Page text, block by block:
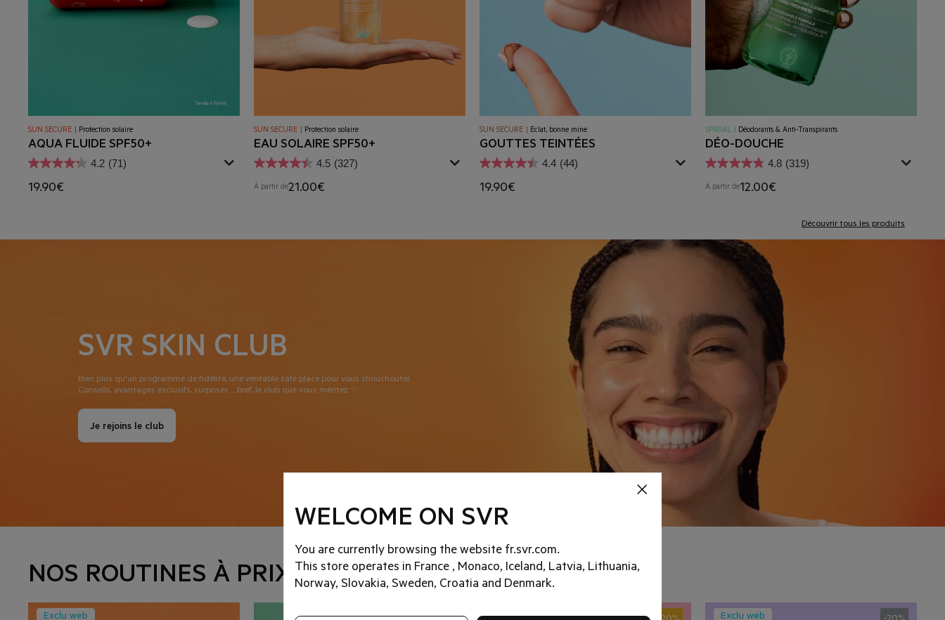
WELCOME ON SVR
You are currently browsing the website fr.svr.com.
This store operates in France , Monaco, Iceland, Latvia, Lithuania,
Norway, Slovakia, Sweden, Croatia and Denmark.
SUN SECURE | Protection solaire
AQUA FLUIDE SPF50+
4.2 (71)
19.90€
SUN SECURE | Protection solaire
EAU SOLAIRE SPF50+
4.5 (327)
À partir de21.00€
SUN SECURE | Eclat, bonne mine
GOUTTES TEINTÉES
4.4 (44)
19.90€
SPIRIAL | Déodorants & Anti-Transpirants
DÉO-DOUCHE
4.8 (319)
À partir de12.00€
Découvrir tous les produits
SVR SKIN CLUB
Bien plus qu'un programme de fidélité, une véritable safe place pour vous chouchouter.
Conseils, avantages exclusifs, surprises ... bref, le club que vous méritez ✨
Je rejoins le club
NOS ROUTINES À PRIX DOUX
Exclu web Exclu web